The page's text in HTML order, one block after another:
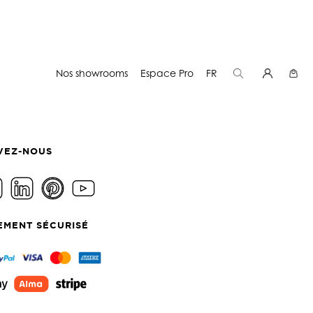
Nos showrooms Espace Pro FR
NOUS
SÉCURISÉ